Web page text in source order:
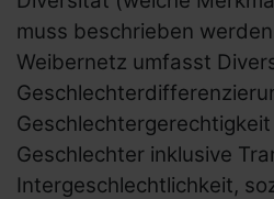
muss beschrieben
Weibernetz umfasst
Geschlechter inklusive
Intergeschlechtlichkeit,